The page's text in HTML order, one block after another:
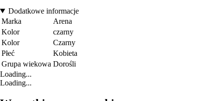
Dodatkowe informacje
Marka
Arena
Kolor
czarny
Kolor
Czarny
Płeć
Kobieta
Grupa wiekowa Dorośli
Loading...
Loading...